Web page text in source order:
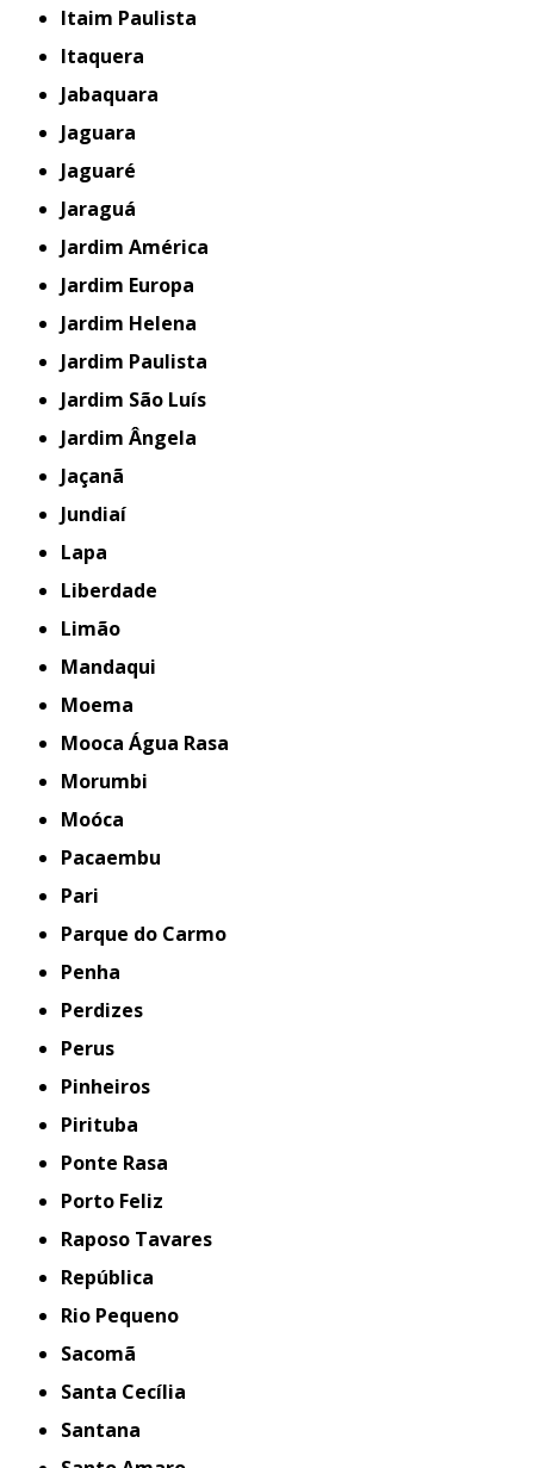
Itaim Paulista
Itaquera
Jabaquara
Jaguara
Jaguaré
Jaraguá
Jardim América
Jardim Europa
Jardim Helena
Jardim Paulista
Jardim São Luís
Jardim Ângela
Jaçanã
Jundiaí
Lapa
Liberdade
Limão
Mandaqui
Moema
Mooca Água Rasa
Morumbi
Moóca
Pacaembu
Pari
Parque do Carmo
Penha
Perdizes
Perus
Pinheiros
Pirituba
Ponte Rasa
Porto Feliz
Raposo Tavares
República
Rio Pequeno
Sacomã
Santa Cecília
Santana